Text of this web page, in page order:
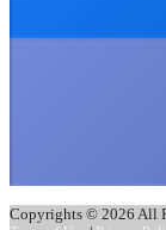
Copyrights © 2026 All